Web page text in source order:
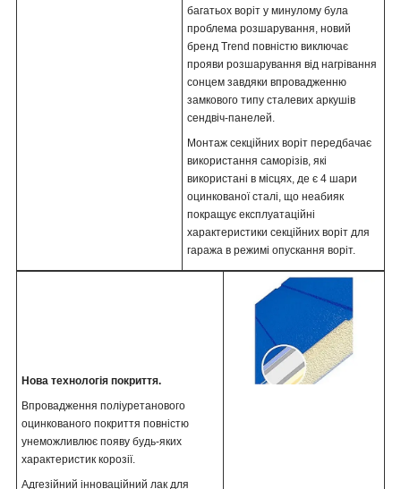
багатьох воріт у минулому була
проблема розшарування, новий
бренд Trend повністю виключає
прояви розшарування від нагрівання
сонцем завдяки впровадженню
замкового типу сталевих аркушів
сендвіч-панелей.
Монтаж секційних воріт передбачає
використання саморізів, які
використані в місцях, де є 4 шари
оцинкованої сталі, що неабияк
покращує експлуатаційні
характеристики секційних воріт для
гаража в режимі опускання воріт.
Нова технологія покриття.
Впровадження поліуретанового
оцинкованого покриття повністю
унеможливлює появу будь-яких
характеристик корозії.
Адгезійний інноваційний лак для